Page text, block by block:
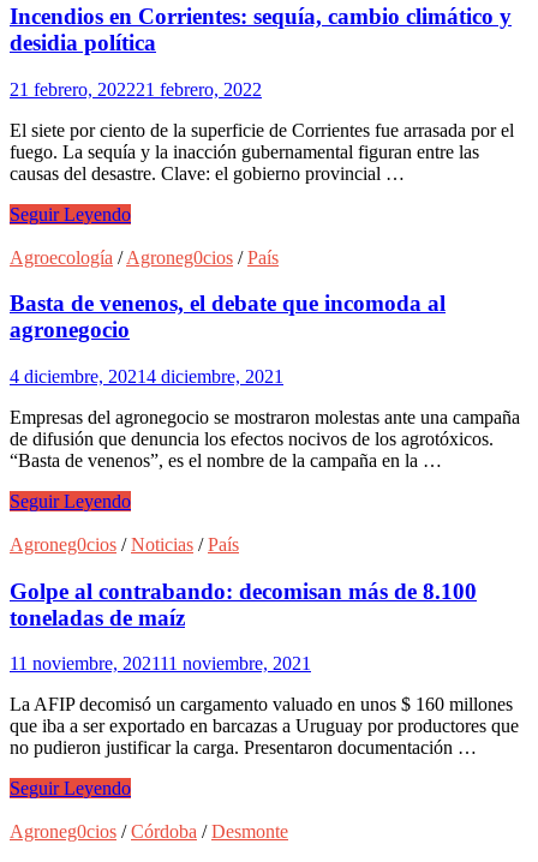
dependencia:
gobiernos,
extractivismo
FMI
Incendios en Corrientes: sequía, cambio climático y
desidia política
21 febrero, 202221 febrero, 2022
El siete por ciento de la superficie de Corrientes fue arrasada por el
fuego. La sequía y la inacción gubernamental figuran entre las
causas del desastre. Clave: el gobierno provincial …
Incendios
Corrientes:
cambio
climático
y
política
Seguir Leyendo
Agroecología /Agroneg0cios /País
Basta de venenos, el debate que incomoda al
agronegocio
4 diciembre, 20214 diciembre, 2021
Empresas del agronegocio se mostraron molestas ante una campaña
de difusión que denuncia los efectos nocivos de los agrotóxicos.
“Basta de venenos”, es el nombre de la campaña en la …
Basta
venenos,
debate
que
incomoda
agronegocio
Seguir Leyendo
Agroneg0cios /Noticias /País
Golpe al contrabando: decomisan más de 8.100
toneladas de maíz
11 noviembre, 202111 noviembre, 2021
La AFIP decomisó un cargamento valuado en unos $ 160 millones
que iba a ser exportado en barcazas a Uruguay por productores que
no pudieron justificar la carga. Presentaron documentación …
Golpe
contrabando:
Seguir Leyendo
Agroneg0cios /Córdoba /Desmonte